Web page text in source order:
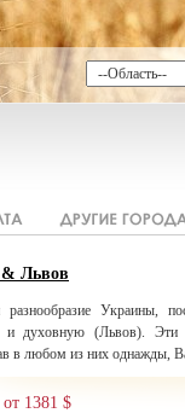
Львов
Украины,
и духовную (Львов). Эти
в любом из них однажды,
1381 $